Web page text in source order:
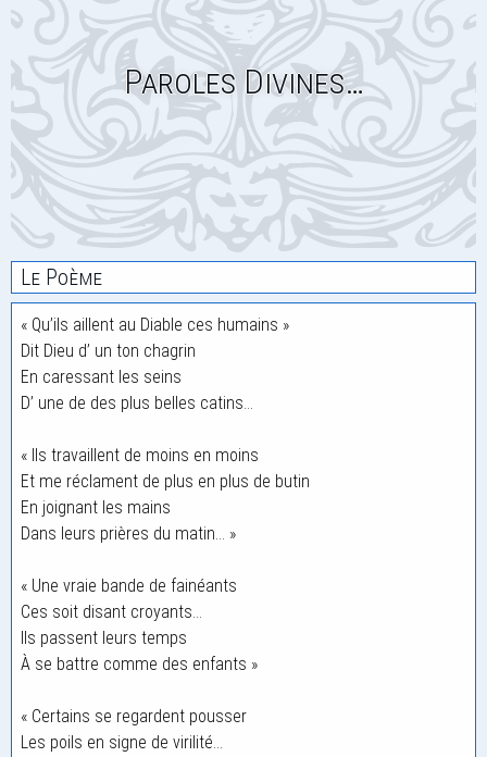
Paroles Divines…
Le Poème
« Qu’ils aillent au Diable ces humains »
Dit Dieu d’ un ton chagrin
En caressant les seins
D’ une de des plus belles catins…
« Ils travaillent de moins en moins
Et me réclament de plus en plus de butin
En joignant les mains
Dans leurs prières du matin… »
« Une vraie bande de fainéants
Ces soit disant croyants…
Ils passent leurs temps
À se battre comme des enfants »
« Certains se regardent pousser
Les poils en signe de virilité…